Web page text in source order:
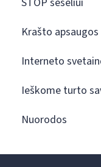
Krašto
Interneto
Ieškome turto
Nuorodos